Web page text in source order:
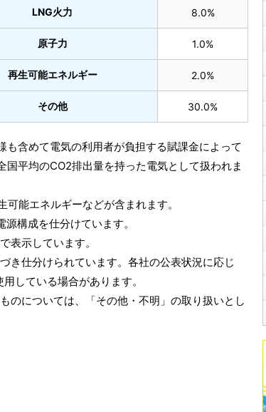
LNG火力 8.0%
原子力 1.0%
再生可能エネルギー 2.0%
その他 30.0%
含めて電気の利用者が負担する賦課金によって
平均のCO2排出量を持った電気として扱われま
能エネルギーなどが含まれます。
構成を仕分けています。
示しています。
仕分けられています。各社の公表状況に応じ
している場合があります。
については、「その他・不明」の取り扱いとし